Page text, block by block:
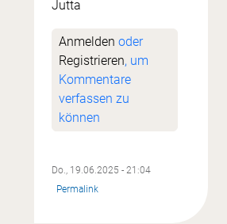
Jutta
Anmelden oder
Registrieren, um
Kommentare
verfassen zu
können
Do., 19.06.2025 - 21:04
Permalink